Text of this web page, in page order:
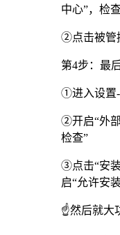
中心”，检
②点击被管
第4步：最
①进入设置-
②开启“外
检查”
③点击“安
启“允许安
☝️然后就大